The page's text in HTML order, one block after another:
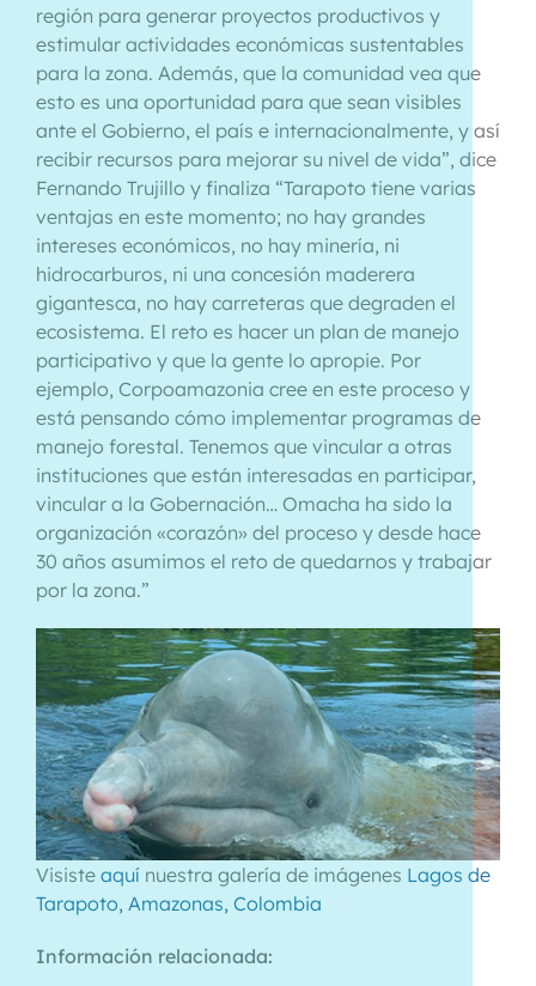
región para generar proyectos productivos y
estimular actividades económicas sustentables
para la zona. Además, que la comunidad vea que
esto es una oportunidad para que sean visibles
ante el Gobierno, el país e internacionalmente, y así
recibir recursos para mejorar su nivel de vida”, dice
Fernando Trujillo y finaliza “Tarapoto tiene varias
ventajas en este momento; no hay grandes
intereses económicos, no hay minería, ni
hidrocarburos, ni una concesión maderera
gigantesca, no hay carreteras que degraden el
ecosistema. El reto es hacer un plan de manejo
participativo y que la gente lo apropie. Por
ejemplo, Corpoamazonia cree en este proceso y
está pensando cómo implementar programas de
manejo forestal. Tenemos que vincular a otras
instituciones que están interesadas en participar,
vincular a la Gobernación… Omacha ha sido la
organización «corazón» del proceso y desde hace
30 años asumimos el reto de quedarnos y trabajar
por la zona.”
Visiste aquí nuestra galería de imágenes Lagos de
Tarapoto, Amazonas, Colombia
Información relacionada: